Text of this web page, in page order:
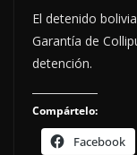
El detenido
Garantía de
detención.
Compártelo:
Facebook